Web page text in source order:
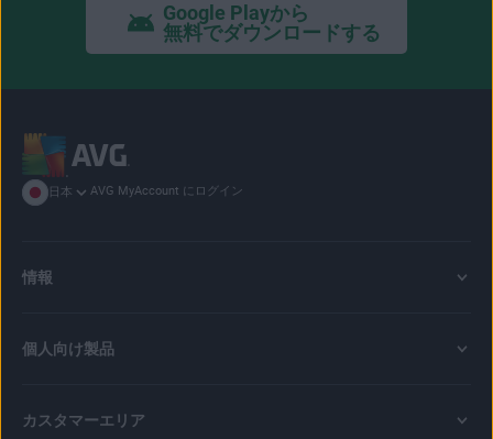
Google Playから
無料でダウンロードする
日本 AVG MyAccount にログイン
情報
個人向け製品
カスタマーエリア